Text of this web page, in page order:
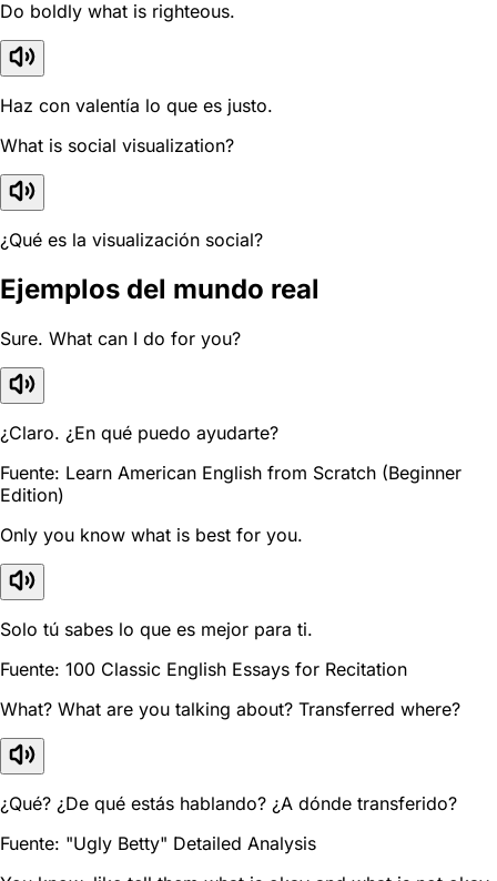
Do boldly what is righteous.
Haz con valentía lo que es justo.
What is social visualization?
¿Qué es la visualización social?
Ejemplos del mundo real
Sure. What can I do for you?
¿Claro. ¿En qué puedo ayudarte?
Fuente: Learn American English from Scratch (Beginner
Edition)
Only you know what is best for you.
Solo tú sabes lo que es mejor para ti.
Fuente: 100 Classic English Essays for Recitation
What? What are you talking about? Transferred where?
¿Qué? ¿De qué estás hablando? ¿A dónde transferido?
Fuente: "Ugly Betty" Detailed Analysis